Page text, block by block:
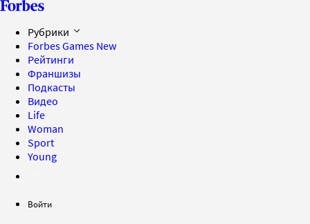
Рубрики
Forbes Games New
Рейтинги
Франшизы
Подкасты
Видео
Life
Woman
Sport
Young
Войти